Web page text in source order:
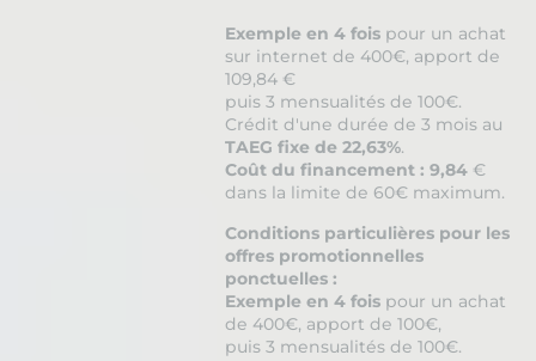
Exemple en 4 fois pour un achat
sur internet de 400€, apport de
109,84 €
puis 3 mensualités de 100€.
Crédit d'une durée de 3 mois au
TAEG fixe de 22,63%.
Coût du financement : 9,84 €
dans la limite de 60€ maximum.
Conditions particulières pour les
offres promotionnelles
ponctuelles :
Exemple en 4 fois pour un achat
de 400€, apport de 100€,
puis 3 mensualités de 100€.